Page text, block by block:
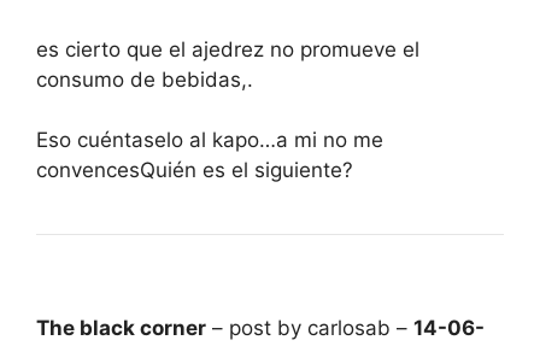
es cierto que el ajedrez no promueve el
consumo de bebidas,.
Eso cuéntaselo al kapo…a mi no me
convencesQuién es el siguiente?
The black corner – post by carlosab – 14-06-